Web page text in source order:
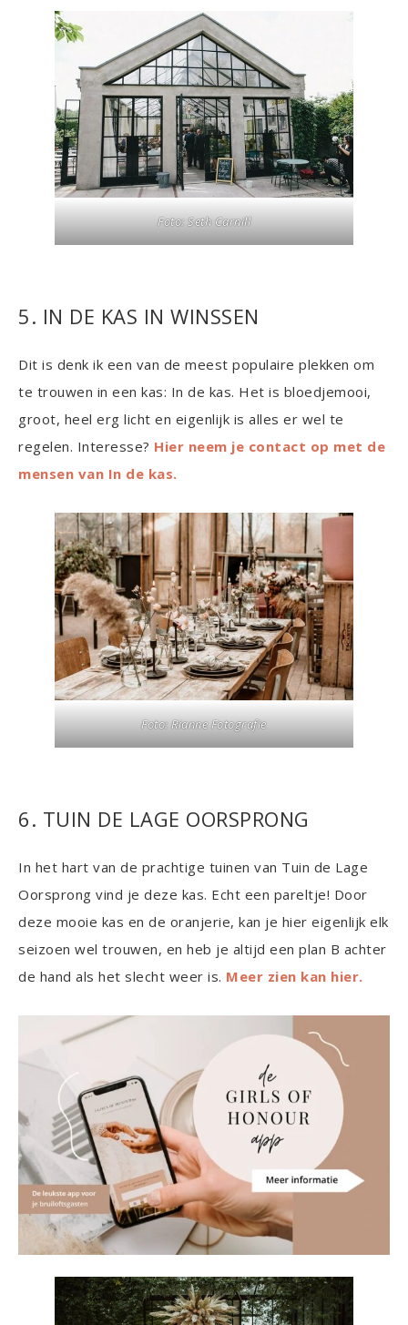
Foto: Seth Carnill
5. IN DE KAS IN WINSSEN
Dit is denk ik een van de meest populaire plekken om
te trouwen in een kas: In de kas. Het is bloedjemooi,
groot, heel erg licht en eigenlijk is alles er wel te
regelen. Interesse? Hier neem je contact op met de
mensen van In de kas.
Foto:Rianne Fotografie
6. TUIN DE LAGE OORSPRONG
In het hart van de prachtige tuinen van Tuin de Lage
Oorsprong vind je deze kas. Echt een pareltje! Door
deze mooie kas en de oranjerie, kan je hier eigenlijk elk
seizoen wel trouwen, en heb je altijd een plan B achter
de hand als het slecht weer is. Meer zien kan hier.